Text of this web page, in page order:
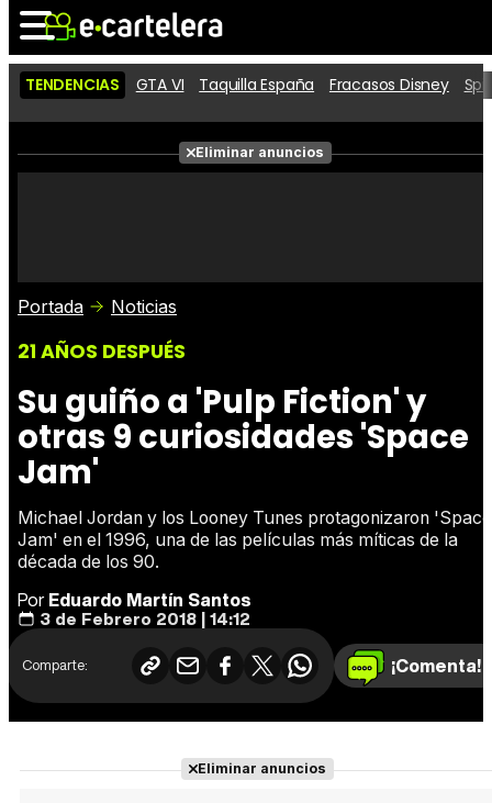
Noticias Cartelera
Películas
Críticas
TENDENCIAS GTA VI Taquilla España Fracasos Disney
Eliminar anuncios
Portada Noticias
21 AÑOS DESPUÉS
Su guiño a 'Pulp Fiction' y
otras 9 curiosidades 'Space
Jam'
Michael Jordan y los Looney Tunes protagonizaron 'Space
Jam' en el 1996, una de las películas más míticas de la
década de los 90.
PorEduardo Martín Santos
3 de Febrero 2018 | 14:12
Comparte: ¡Comenta!
Eliminar anuncios